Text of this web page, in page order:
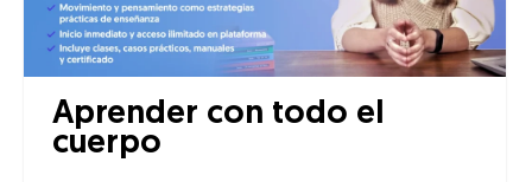
Aprender con todo el
cuerpo